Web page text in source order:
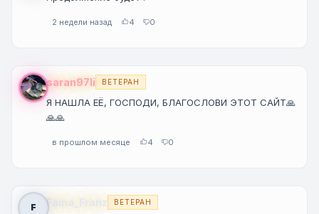
2 недели назад 4 0
saran97li ВЕТЕРАН
Я НАШЛА ЕЁ, ГОСПОДИ, БЛАГОСЛОВИ ЭТОТ САЙТ🙏
🙏🙏
в прошлом месяце 4 0
F Faina_Franz ВЕТЕРАН